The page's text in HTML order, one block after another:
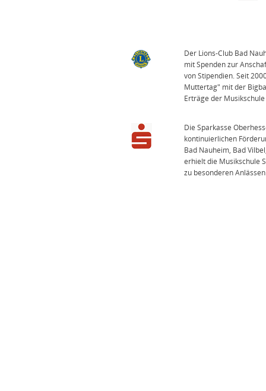
Der Lions-Club Bad
mit Spenden zur
von Stipendien. Seit
Muttertag" mit der
Erträge der
Die Sparkasse
kontinuierlichen
Bad Nauheim, Bad
erhielt die Musikschule
zu besonderen